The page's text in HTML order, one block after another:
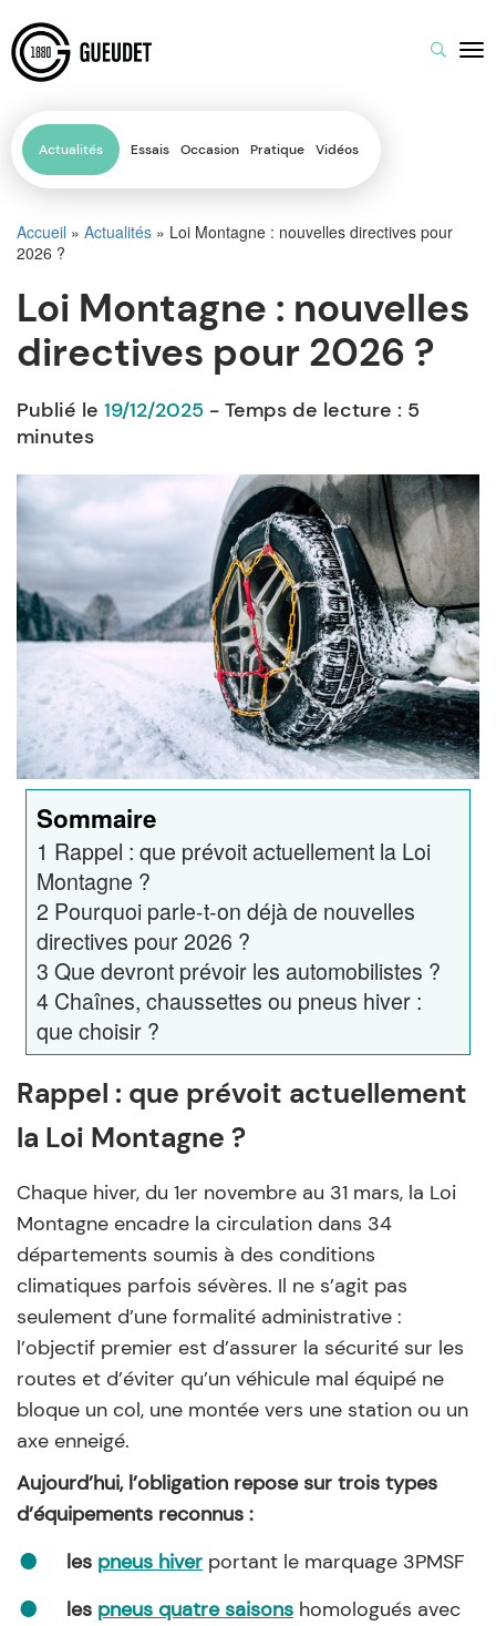
Actualités Essais Occasion Pratique Vidéos
Accueil » Actualités » Loi Montagne : nouvelles directives pour
2026 ?
Loi Montagne : nouvelles
directives pour 2026 ?
Publié le 19/12/2025 - Temps de lecture : 5
minutes
Sommaire
1 Rappel : que prévoit actuellement la Loi
Montagne ?
2 Pourquoi parle-t-on déjà de nouvelles
directives pour 2026 ?
3 Que devront prévoir les automobilistes ?
4 Chaînes, chaussettes ou pneus hiver :
que choisir ?
Rappel : que prévoit actuellement
la Loi Montagne ?
Chaque hiver, du 1er novembre au 31 mars, la Loi
Montagne encadre la circulation dans 34
départements soumis à des conditions
climatiques parfois sévères. Il ne s’agit pas
seulement d’une formalité administrative :
l’objectif premier est d’assurer la sécurité sur les
routes et d’éviter qu’un véhicule mal équipé ne
bloque un col, une montée vers une station ou un
axe enneigé.
Aujourd’hui, l’obligation repose sur trois types
d’équipements reconnus :
les pneus hiver portant le marquage 3PMSF
les pneus quatre saisons homologués avec